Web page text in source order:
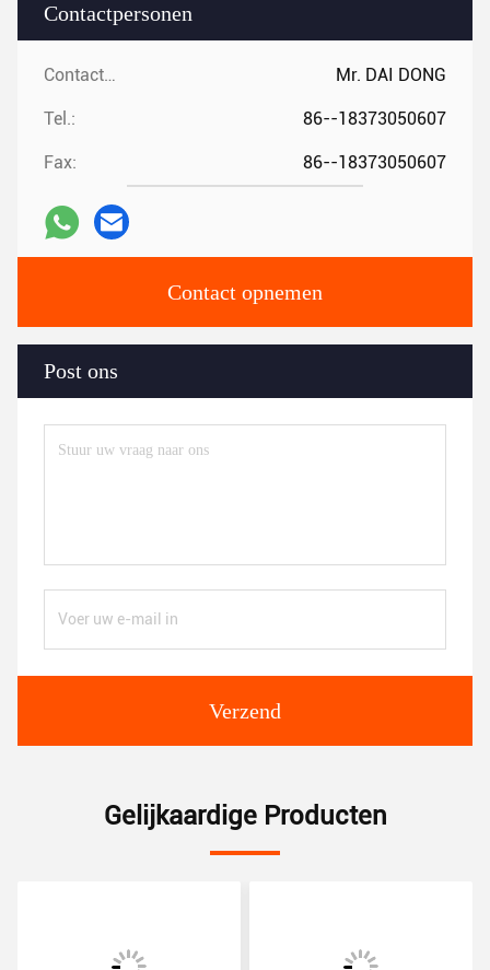
Contactpersonen
Contactpersonen: Mr. DAI DONG
Tel.: 86--18373050607
Fax: 86--18373050607
Contact opnemen
Post ons
Verzend
Gelijkaardige Producten